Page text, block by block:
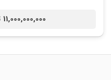
11,000,000,000 تومان /